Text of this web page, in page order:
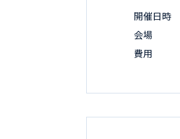
開催日時
会場
費用